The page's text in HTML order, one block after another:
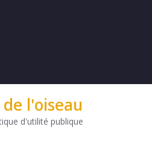
de l'oiseau
d'utilité publique